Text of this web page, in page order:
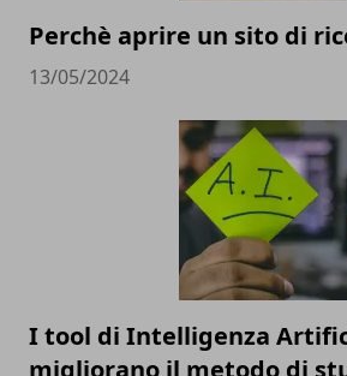
Perchè aprire un sito di
13/05/2024
I tool di Intelligenza
migliorano il metodo di